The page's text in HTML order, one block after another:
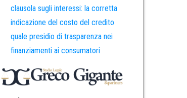
clausola sugli interessi: la corretta
indicazione del costo del credito
quale presidio di trasparenza nei
finanziamenti ai consumatori